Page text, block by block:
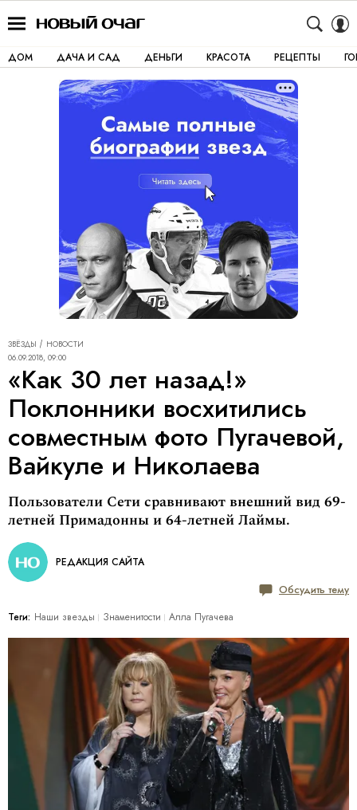
ДОМ ДАЧА И САД ДЕНЬГИ КРАСОТА РЕЦЕПТЫ
ЗВЁЗДЫ
НОВОСТИ
06.09.2018, 09:00
«Как 30 лет назад!»
Поклонники восхитились
совместным фото Пугачевой,
Вайкуле и Николаева
Пользователи Сети сравнивают внешний вид 69-
летней Примадонны и 64-летней Лаймы.
РЕДАКЦИЯ САЙТА
Обсудить тему
Теги: Наши звезды Знаменитости Алла Пугачева